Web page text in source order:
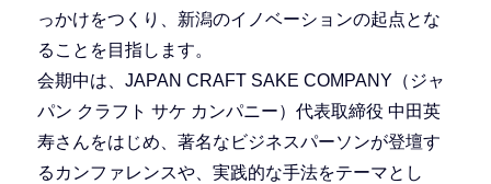
っかけをつくり、新潟のイノベーションの起点とな
ることを目指します。
会期中は、JAPAN CRAFT SAKE COMPANY（ジャ
パン クラフト サケ カンパニー）代表取締役 中田英
寿さんをはじめ、著名なビジネスパーソンが登壇す
るカンファレンスや、実践的な手法をテーマとし